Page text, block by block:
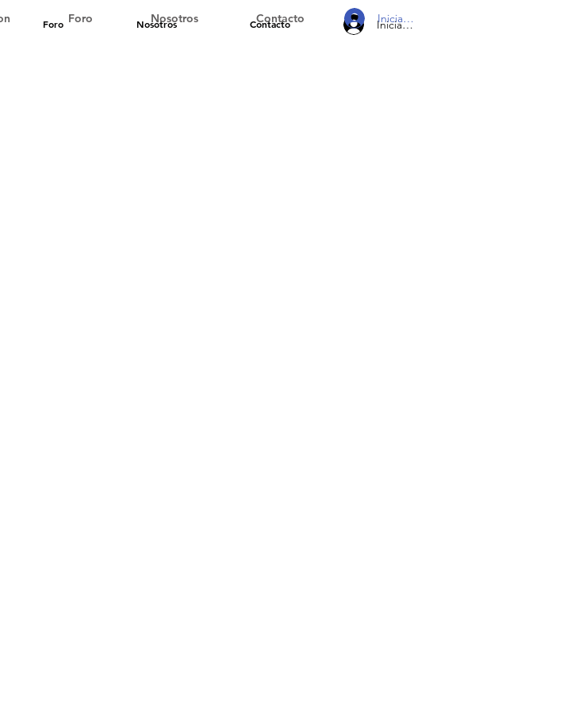
Foro Nosotros Contacto Iniciar sesión
Foro Nosotros Contacto Iniciar sesión